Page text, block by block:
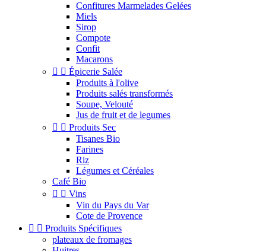
Confitures Marmelades Gelées
Miels
Sirop
Compote
Confit
Macarons
  Épicerie Salée
Produits à l'olive
Produits salés transformés
Soupe, Velouté
Jus de fruit et de legumes
  Produits Sec
Tisanes Bio
Farines
Riz
Légumes et Céréales
Café Bio
  Vins
Vin du Pays du Var
Cote de Provence
  Produits Spécifiques
plateaux de fromages